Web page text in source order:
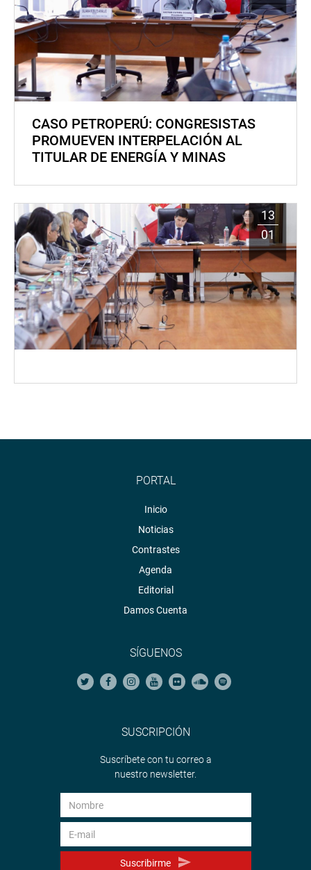
CASO PETROPERÚ: CONGRESISTAS
PROMUEVEN INTERPELACIÓN AL
TITULAR DE ENERGÍA Y MINAS
13
01
PORTAL
Inicio
Noticias
Contrastes
Agenda
Editorial
Damos Cuenta
SÍGUENOS
SUSCRIPCIÓN
Suscríbete con tu correo a
nuestro newsletter.
Suscribirme